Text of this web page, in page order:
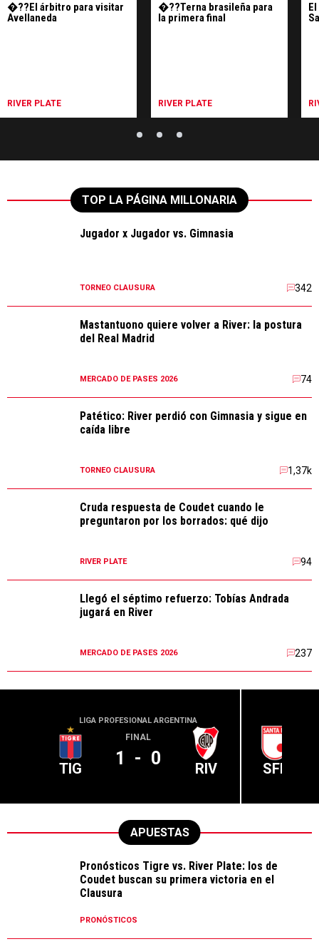
�??El árbitro para visitar
Avellaneda
RIVER PLATE
�??Terna brasileña para
la primera final
RIVER PLATE
TOP LA PÁGINA MILLONARIA
Jugador x Jugador vs. Gimnasia
TORNEO CLAUSURA 342
Mastantuono quiere volver a River: la postura
del Real Madrid
MERCADO DE PASES 2026 74
Patético: River perdió con Gimnasia y sigue en
caída libre
TORNEO CLAUSURA 1,37k
Cruda respuesta de Coudet cuando le
preguntaron por los borrados: qué dijo
RIVER PLATE 94
Llegó el séptimo refuerzo: Tobías Andrada
jugará en River
MERCADO DE PASES 2026 237
LIGA PROFESIONAL ARGENTINA
TIG
FINAL
1 - 0 RIV SFE
APUESTAS
Pronósticos Tigre vs. River Plate: los de
Coudet buscan su primera victoria en el
Clausura
PRONÓSTICOS